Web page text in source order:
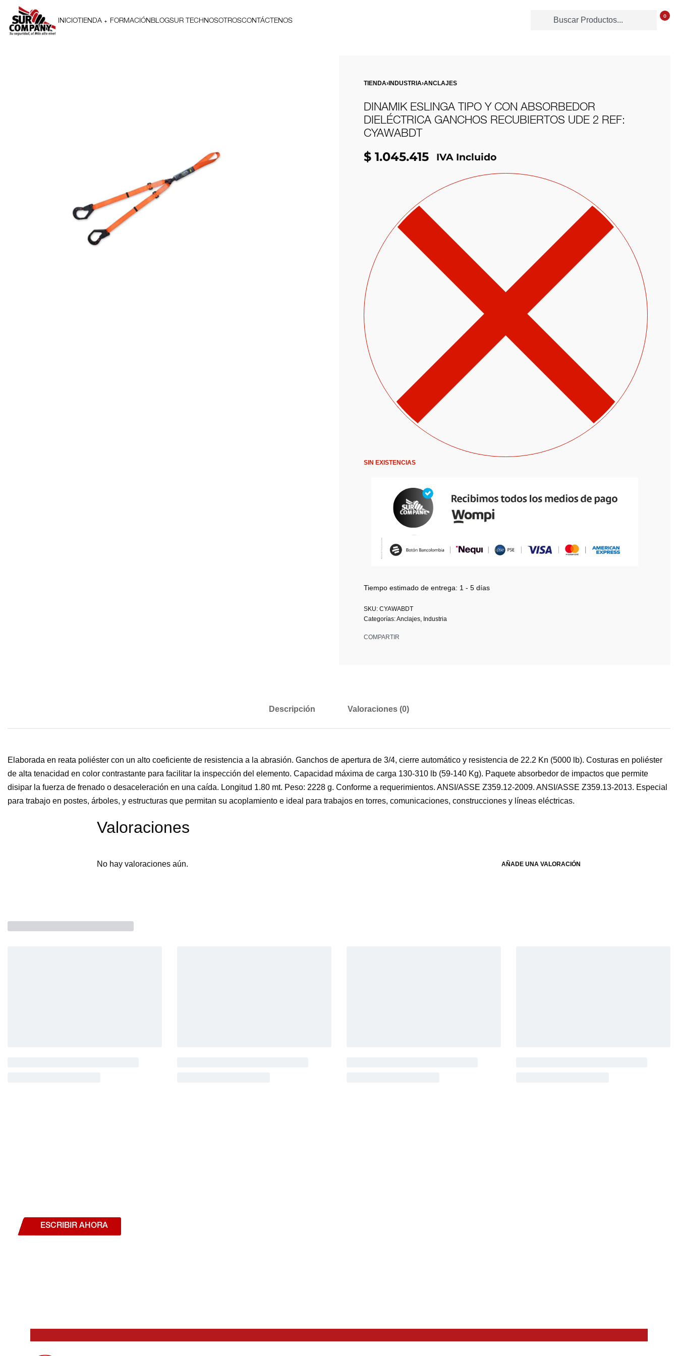
INICIO TIENDA FORMACIÓNBLOGSUR TECHNOSOTROSCONTÁCTENOS
0
TIENDA› INDUSTRIA›ANCLAJES
DINAMIK ESLINGA TIPO Y CON ABSORBEDOR
DIELÉCTRICA GANCHOS RECUBIERTOS UDE 2 REF:
CYAWABDT
$ 1.045.415 IVA Incluido
SIN EXISTENCIAS
Tiempo estimado de entrega: 1 - 5 días
CYAWABDT
Categorías:Anclajes, Industria
COMPARTIR
Descripción Valoraciones (0)
Elaborada en reata poliéster con un alto coeficiente de resistencia a la abrasión. Ganchos de apertura de 3/4, cierre automático y resistencia de 22.2 Kn (5000 lb). Costuras en poliéster
de alta tenacidad en color contrastante para facilitar la inspección del elemento. Capacidad máxima de carga 130-310 lb (59-140 Kg). Paquete absorbedor de impactos que permite
disipar la fuerza de frenado o desaceleración en una caída. Longitud 1.80 mt. Peso: 2228 g. Conforme a requerimientos. ANSI/ASSE Z359.12-2009. ANSI/ASSE Z359.13-2013. Especial
para trabajo en postes, árboles, y estructuras que permitan su acoplamiento e ideal para trabajos en torres, comunicaciones, construcciones y líneas eléctricas.
Valoraciones
No hay valoraciones aún. AÑADE UNA VALORACIÓN
ESCRIBIR AHORA